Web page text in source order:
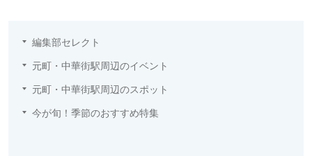
編集部セレクト
元町・中華街駅周辺のイベント
元町・中華街駅周辺のスポット
今が旬！季節のおすすめ特集